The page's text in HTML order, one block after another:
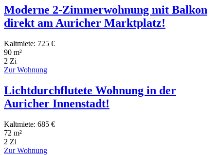
Moderne 2-Zimmerwohnung mit Balkon
direkt am Auricher Marktplatz!
Kaltmiete: 725 €
90 m²
2 Zi
Zur Wohnung
Lichtdurchflutete Wohnung in der
Auricher Innenstadt!
Kaltmiete: 685 €
72 m²
2 Zi
Zur Wohnung